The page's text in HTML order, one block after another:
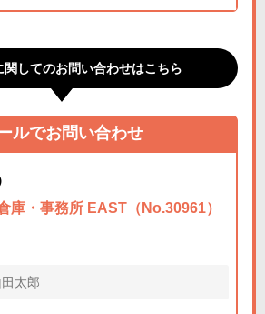
関してのお問い合わせはこちら
ルでお問い合わせ
庫・事務所 EAST（No.30961）